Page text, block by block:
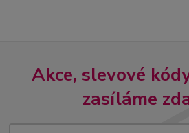
Akce, slevové
zasíláme